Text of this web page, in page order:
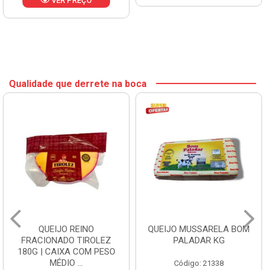
Qualidade que derrete na boca
QUEIJO REINO
FRACIONADO TIROLEZ
180G | CAIXA COM PESO
MÉDIO ...
QUEIJO MUSSARELA BOM
PALADAR KG
Código: 21338